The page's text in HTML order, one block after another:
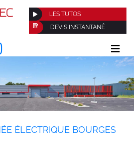
LES TUTOS
DEVIS INSTANTANÉ
ÉLECTRIQUE BOURGES